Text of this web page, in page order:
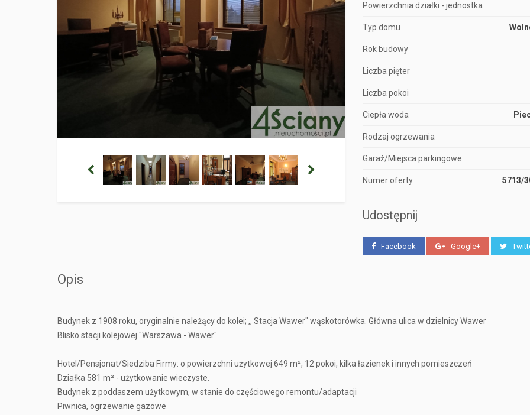
Powierzchnia działki - jednostka
Typ domu
Rok budowy
Liczba pięter
Liczba pokoi
Ciepła woda
Rodzaj ogrzewania
Garaż/Miejsca parkingowe
Numer oferty 5713/
Udostępnij
Facebook Google+
Opis
Budynek z 1908 roku, oryginalnie należący do kolei; ,, Stacja Wawer" wąskotorówka. Główna ulica w dzielnicy Wawer
Blisko stacji kolejowej "Warszawa - Wawer"
Hotel/Pensjonat/Siedziba Firmy: o powierzchni użytkowej 649 m², 12 pokoi, kilka łazienek i innych pomieszczeń
Działka 581 m² - użytkowanie wieczyste.
Budynek z poddaszem użytkowym, w stanie do częściowego remontu/adaptacji
Piwnica, ogrzewanie gazowe